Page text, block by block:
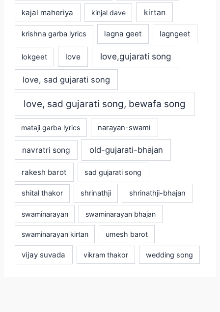
kajal maheriya kinjal dave kirtan
krishna garba lyrics lagna geet lagngeet
lokgeet love love,gujarati song
love, sad gujarati song
love, sad gujarati song, bewafa song
mataji garba lyrics narayan-swami
navratri song old-gujarati-bhajan
rakesh barot sad gujarati song
shital thakor shrinathji shrinathji-bhajan
swaminarayan swaminarayan bhajan
swaminarayan kirtan umesh barot
vijay suvada vikram thakor wedding song